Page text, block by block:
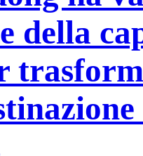
della